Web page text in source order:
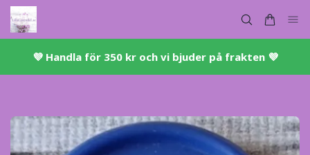
💜 ​Handla för 350 kr och vi bjuder på frakten 💜​